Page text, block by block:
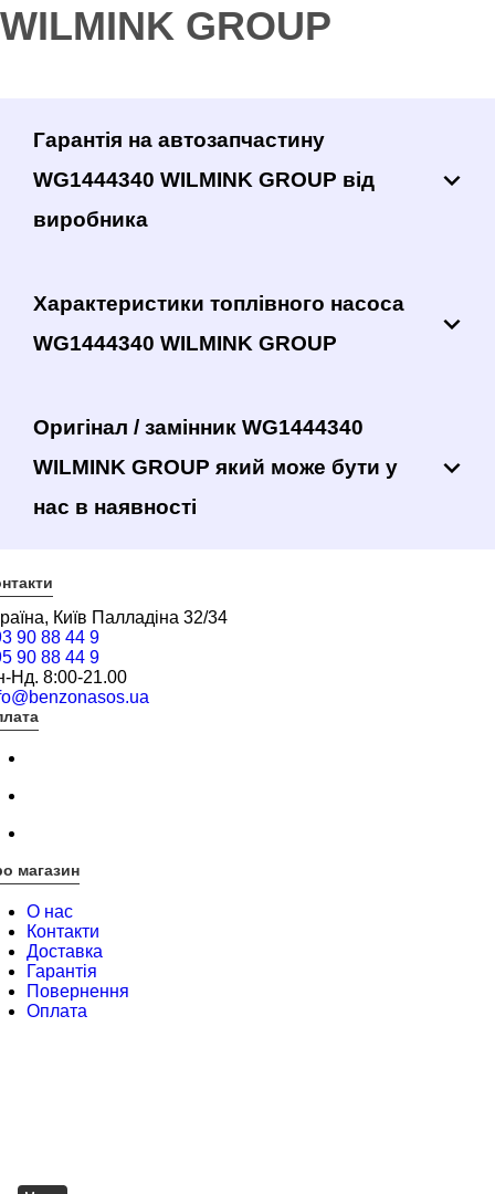
WILMINK GROUP
Гарантія на автозапчастину
WG1444340 WILMINK GROUP від
виробника
Характеристики топлівного насоса
WG1444340 WILMINK GROUP
Оригінал / замінник WG1444340
WILMINK GROUP який може бути у
нас в наявності
Київ Палладіна 32/34
90 88 44 9
90 88 44 9
Нд. 8:00-21.00
магазин
О нас
Контакти
Доставка
Гарантія
Повернення
Оплата